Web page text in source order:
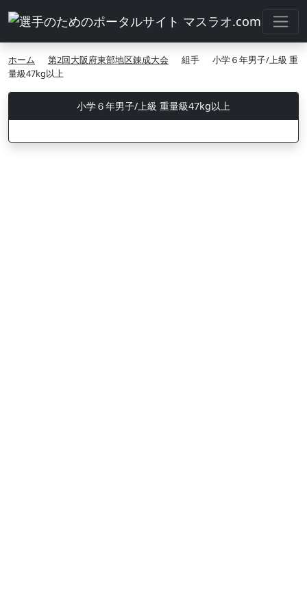
ホーム 第2回大阪府東部地区錬成大会 組手
小学６年男子/上級 重
量級47kg以上
小学６年男子/上級 重量級47kg以上